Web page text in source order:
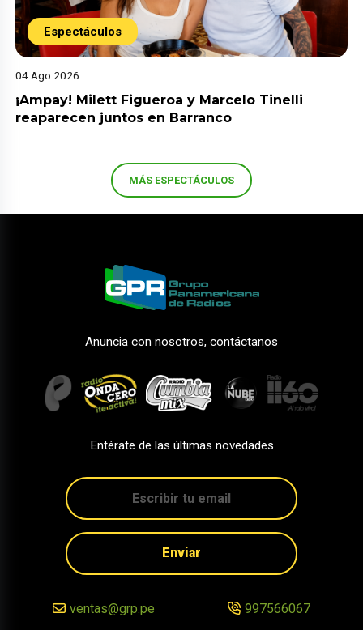
Espectáculos
04 Ago 2026
¡Ampay! Milett Figueroa y Marcelo Tinelli
reaparecen juntos en Barranco
MÁS ESPECTÁCULOS
Anuncia con nosotros, contáctanos
Entérate de las últimas novedades
Enviar
ventas@grp.pe 997566067